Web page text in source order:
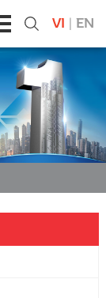
VI | EN